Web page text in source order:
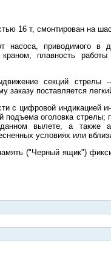
16 т, смонтирован на
насоса, приводимого в
плавность
секций
заказу поставляется
с цифровой индикацией
оголовка стрелы;
вылете, а также
условиях или
("Черный ящик")